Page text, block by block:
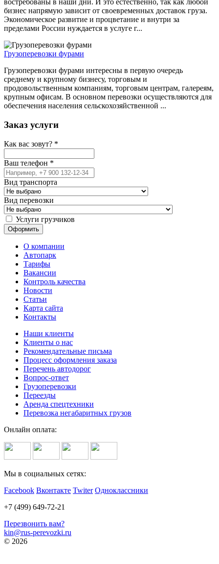
востребованы в наши дни. И это естественно, так как любой
бизнес напрямую зависит от своевременных доставок груза.
Экономическое развитие и процветание и внутри за
пределами России нуждается в услуге г...
Грузоперевозки фурами
Грузоперевозки фурами интересны в первую очередь
среднему и крупному бизнесу, торговым и
продовольственным компаниям, торговым центрам, галереям,
крупным офисам. В основном перевозки осуществляются для
обеспечения населения сельскохозяйственной ...
Заказ услуги
Как вас зовут? *
Ваш телефон *
Вид транспорта
Вид перевозки
Услуги грузчиков
О компании
Автопарк
Тарифы
Вакансии
Контроль качества
Новости
Статьи
Карта сайта
Контакты
Наши клиенты
Клиенты о нас
Рекомендательные письма
Процесс оформления заказа
Перечень автодорог
Вопрос-ответ
Грузоперевозки
Переезды
Аренда спецтехники
Перевозка негабаритных грузов
Онлайн оплата:
Мы в социальных сетях:
Facebook Вконтакте Twiter Одноклассники
+7 (499) 649-72-21
Перезвонить вам?
kin@rus-perevozki.ru
© 2026